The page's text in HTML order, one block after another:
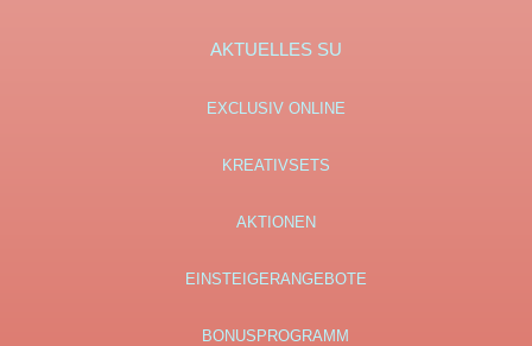
AKTUELLES SU
EXCLUSIV ONLINE
KREATIVSETS
AKTIONEN
EINSTEIGERANGEBOTE
BONUSPROGRAMM